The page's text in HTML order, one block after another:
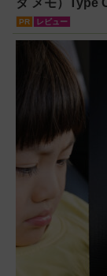
タ メモ）Type
らAI自動文字起
訳・要約まで
スレコーダー
PR レビュー